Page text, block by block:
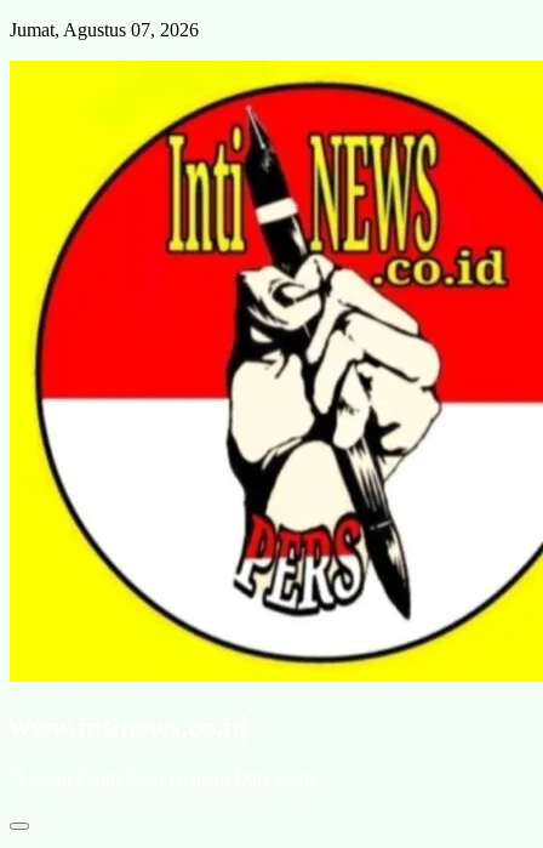
Skip
Jumat, Agustus 07, 2026